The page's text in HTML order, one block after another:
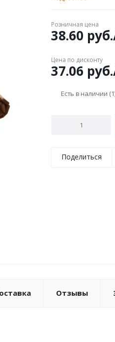
Розничная цена
38.60 руб.
Цена по дисконту
37.06 руб.
Есть в наличии
Поделиться
Отзывы